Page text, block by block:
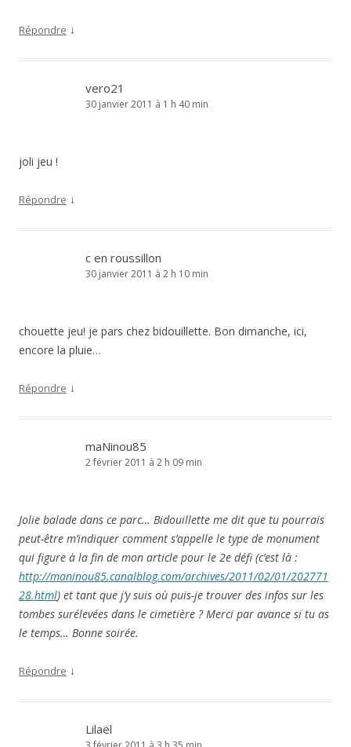
Répondre ↓
vero21
30 janvier 2011 à 1 h 40 min
joli jeu !
Répondre ↓
c en roussillon
30 janvier 2011 à 2 h 10 min
chouette jeu! je pars chez bidouillette. Bon dimanche, ici,
encore la pluie…
Répondre ↓
maNinou85
2 février 2011 à 2 h 09 min
Jolie balade dans ce parc… Bidouillette me dit que tu pourrais
peut-être m’indiquer comment s’appelle le type de monument
qui figure à la fin de mon article pour le 2e défi (c’est là :
http://maninou85.canalblog.com/archives/2011/02/01/202771
28.html) et tant que j’y suis où puis-je trouver des infos sur les
tombes surélevées dans le cimetière ? Merci par avance si tu as
le temps… Bonne soirée.
Répondre ↓
Lilaël